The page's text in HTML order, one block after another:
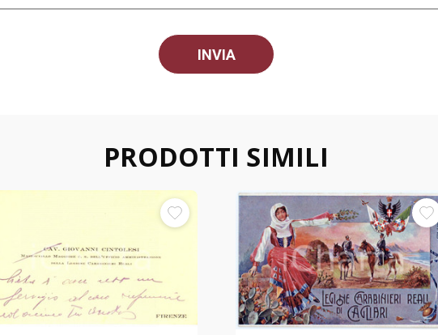
PRODOTTI SIMILI